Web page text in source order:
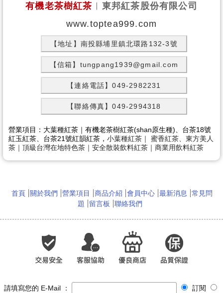
有機老茶樹紅茶
東邦紅茶股份有限公司
www.toptea999.com
【地址】南投縣埔里鎮北環路132-3號
【信箱】tungpang1939@gmail.com
【連絡電話】049-2982231
【聯絡傳真】049-2994318
營業項目：大葉種紅茶｜有機老茶樹紅茶(shan原生種)、台茶18號
紅玉紅茶、 台茶21號紅韻紅茶， 小葉種紅茶｜ 蜜香紅茶、東方美人
茶｜ 頂級台灣在地特色茶｜安全散裝飲料紅茶｜商業用飲料紅茶
首頁 關於我們 營業項目 商品介紹 會員中心 最新消息
常見問
題
留言板 聯絡我們
請填寫您的 E-Mail ： 訂閱